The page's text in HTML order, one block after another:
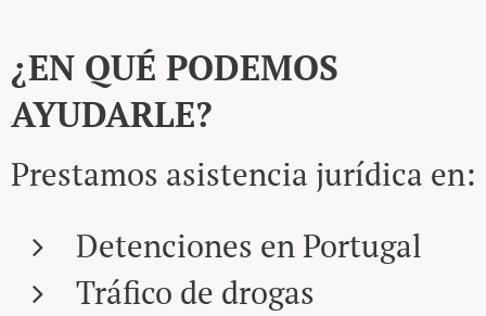
¿EN QUÉ PODEMOS
AYUDARLE?
Prestamos asistencia jurídica en:
Detenciones en Portugal
Tráfico de drogas